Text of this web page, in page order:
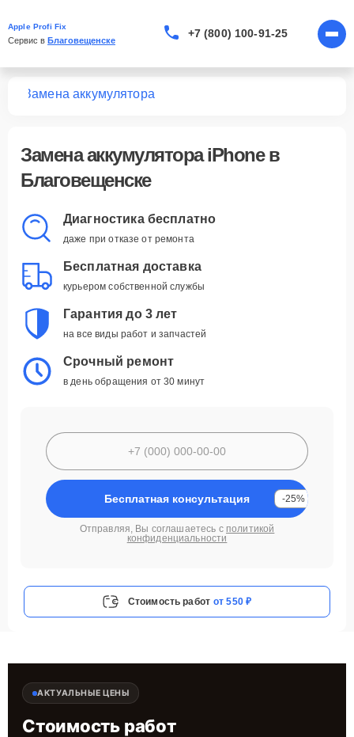
Apple Profi Fix
Сервис в Благовещенске
+7 (800) 100-91-25
Замена аккумулятора
Замена аккумулятора iPhone в
Благовещенске
Диагностика бесплатно
даже при отказе от ремонта
Бесплатная доставка
курьером собственной службы
Гарантия до 3 лет
на все виды работ и запчастей
Срочный ремонт
в день обращения от 30 минут
Бесплатная консультация -25%
Отправляя, Вы соглашаетесь с политикой
конфиденциальности
Стоимость работ от 550 ₽
АКТУАЛЬНЫЕ ЦЕНЫ
Стоимость работ